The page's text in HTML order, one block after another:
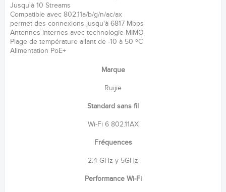
Jusqu'à 10 Streams
Compatible avec 802.11a/b/g/n/ac/ax
permet des connexions jusqu'à 6817 Mbps
Antennes internes avec technologie MIMO
Plage de température allant de -10 à 50 ºC
Alimentation PoE+
Marque
Ruijie
Standard sans fil
Wi-Fi 6 802.11AX
Fréquences
2.4 GHz y 5GHz
Performance Wi-Fi